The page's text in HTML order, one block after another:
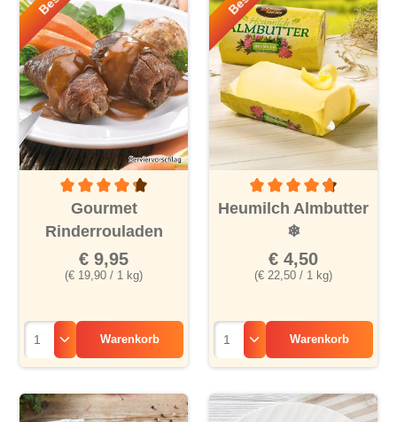
Durchschnittliche Bewertung von 4.2 von 5 Sternen
Gourmet
Rinderrouladen
(€ 19,90 / 1 kg)
€ 9,95
Warenkorb
Durchschnittliche
Heumilch Almbutter
❄
(€ 22,50 / 1 kg)
€ 4,50
Warenkorb